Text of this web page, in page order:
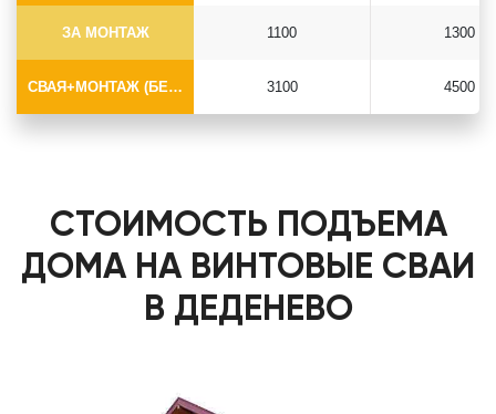
ЗА МОНТАЖ
СВАЯ+МОНТАЖ (БЕЗ ОГОЛОВКА)
1100
3100
1300
4500
СТОИМОСТЬ ПОДЪЕМА
ДОМА НА ВИНТОВЫЕ СВАИ
В ДЕДЕНЕВО